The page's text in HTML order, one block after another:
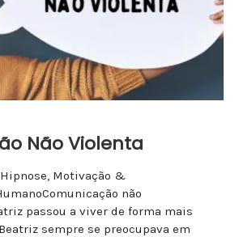
Não Violenta
Motivação &
não
passou a viver de forma mais
sempre se preocupava em